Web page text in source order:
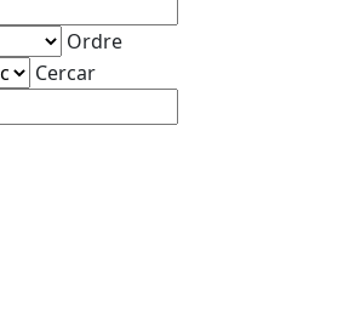
Ordre
Cercar